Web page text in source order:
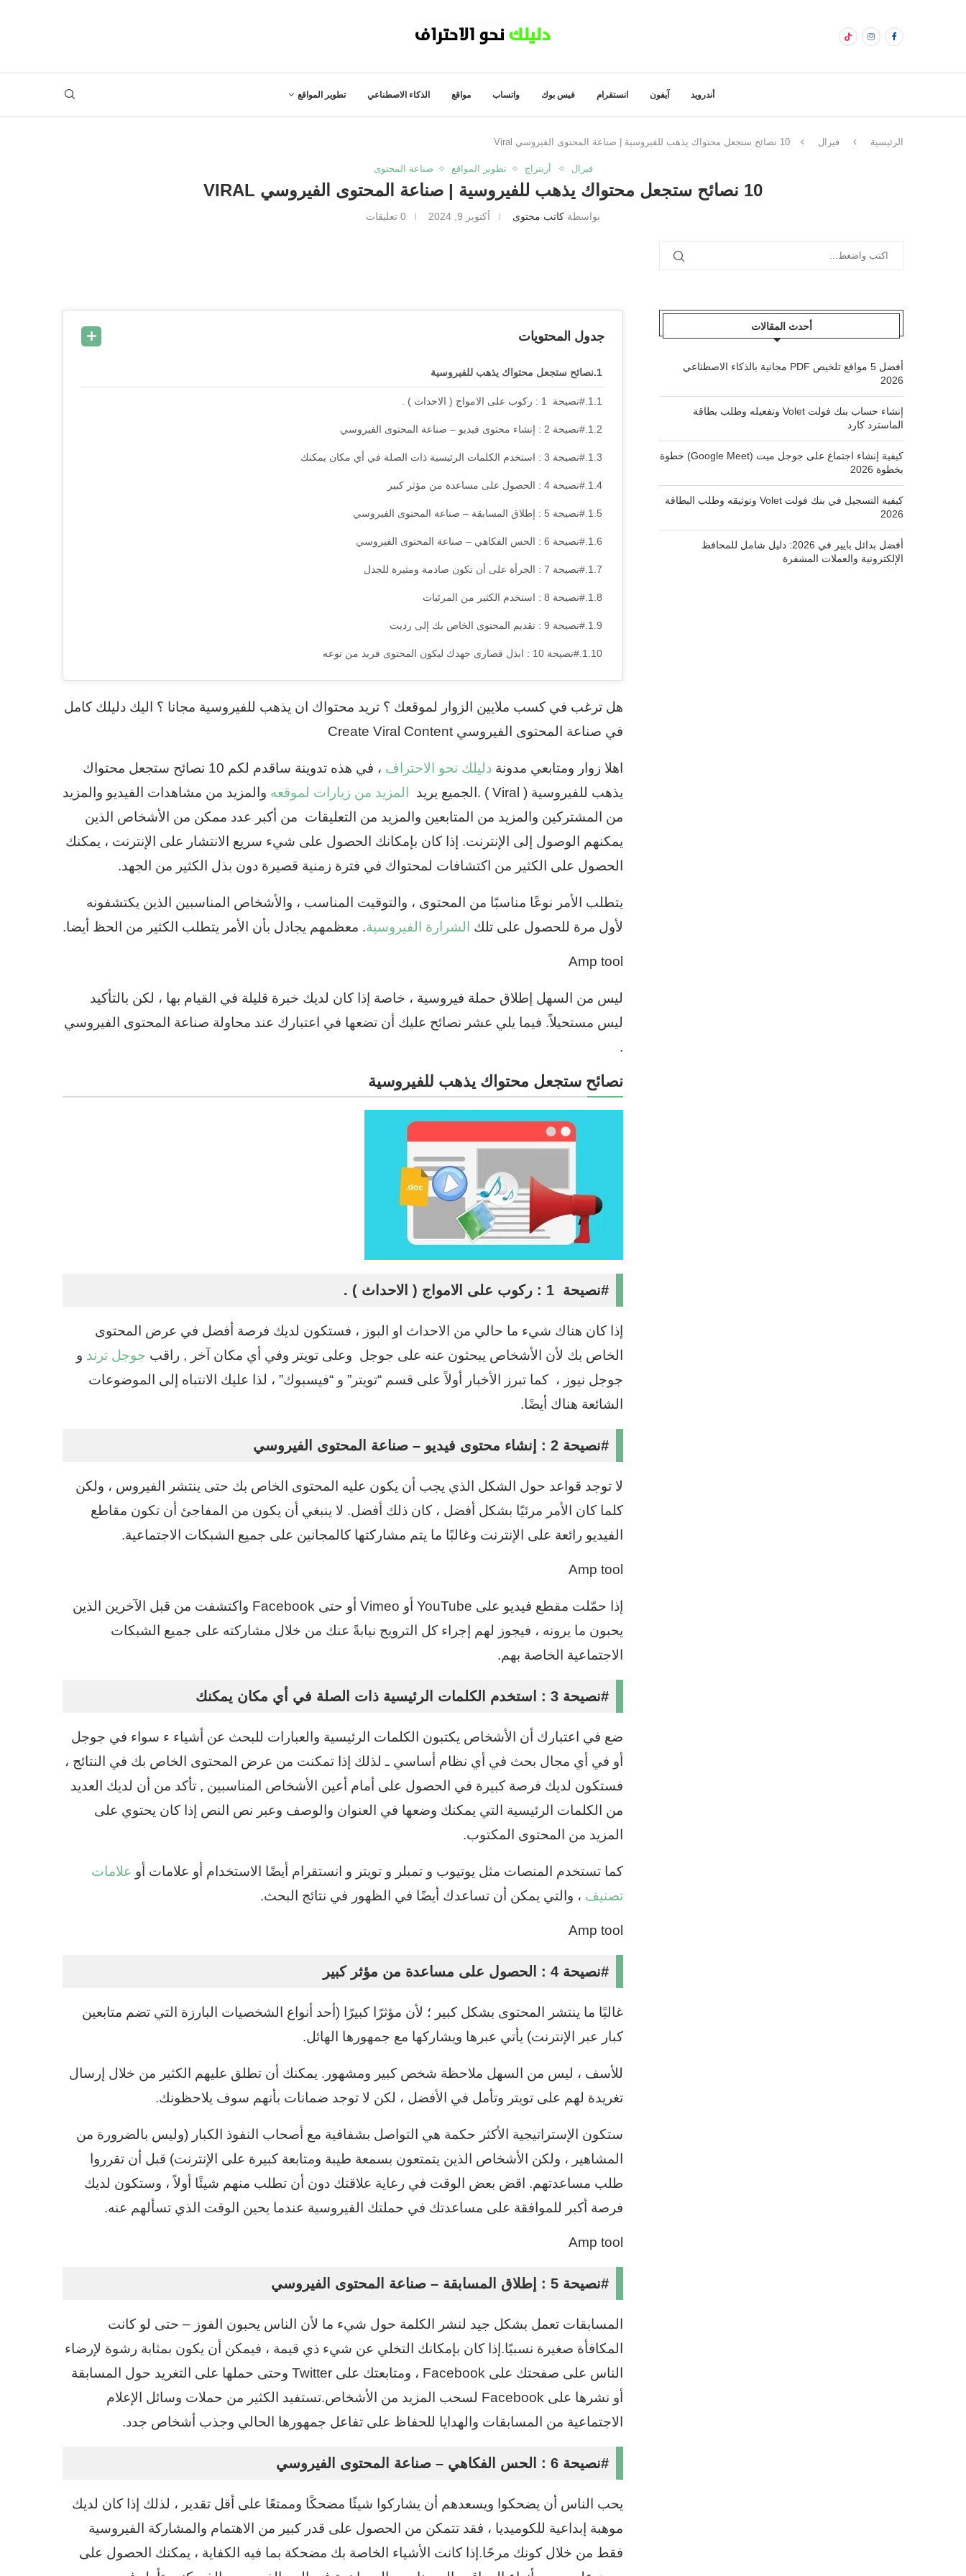
أندرويد آيفون انستقرام فيس بوك واتساب مواقع الذكاء الاصطناعي تطوير المواقع
الرئيسية فيرال 10 نصائح ستجعل محتواك يذهب للفيروسية | صناعة المحتوى الفيروسي Viral
فيرال أربتراج تطوير المواقع صناعة المحتوى
10 نصائح ستجعل محتواك يذهب للفيروسية | صناعة المحتوى الفيروسي VIRAL
بواسطة كاتب محتوى أكتوبر 9, 2024 0 تعليقات
جدول المحتويات
نصائح ستجعل محتواك يذهب للفيروسية
#نصيحة 1 : ركوب على الامواج ( الاحداث ) .
#نصيحة 2 : إنشاء محتوى فيديو – صناعة المحتوى الفيروسي
#نصيحة 3 : استخدم الكلمات الرئيسية ذات الصلة في أي مكان يمكنك
#نصيحة 4 : الحصول على مساعدة من مؤثر كبير
#نصيحة 5 : إطلاق المسابقة – صناعة المحتوى الفيروسي
#نصيحة 6 : الحس الفكاهي – صناعة المحتوى الفيروسي
#نصيحة 7 : الجرأة على أن تكون صادمة ومثيرة للجدل
#نصيحة 8 : استخدم الكثير من المرئيات
#نصيحة 9 : تقديم المحتوى الخاص بك إلى رديت
#نصيحة 10 : ابذل قصارى جهدك ليكون المحتوى فريد من نوعه
هل ترغب في كسب ملايين الزوار لموقعك ؟ تريد محتواك ان يذهب للفيروسية مجانا ؟ اليك دليلك كامل
في صناعة المحتوى الفيروسي Create Viral Content
اهلا زوار ومتابعي مدونةدليلك نحو الاحتراف
، في هذه تدوينة ساقدم لكم 10 نصائح ستجعل محتواك
يذهب للفيروسية ( Viral ) .الجميع يريد
المزيد من زيارات لموقعه والمزيد من مشاهدات الفيديو والمزيد
من المشتركين والمزيد من المتابعين والمزيد من التعليقات من أكبر عدد ممكن من الأشخاص الذين
يمكنهم الوصول إلى الإنترنت. إذا كان بإمكانك الحصول على شيء سريع الانتشار على الإنترنت ، يمكنك
الحصول على الكثير من اكتشافات لمحتواك في فترة زمنية قصيرة دون بذل الكثير من الجهد.
يتطلب الأمر نوعًا مناسبًا من المحتوى ، والتوقيت المناسب ، والأشخاص المناسبين الذين يكتشفونه
لأول مرة للحصول على تلك
الشرارة الفيروسية. معظمهم يجادل بأن الأمر يتطلب الكثير من الحظ أيضا.
Amp tool
ليس من السهل إطلاق حملة فيروسية ، خاصة إذا كان لديك خبرة قليلة في القيام بها ، لكن بالتأكيد
ليس مستحيلاً. فيما يلي عشر نصائح عليك أن تضعها في اعتبارك عند محاولة صناعة المحتوى الفيروسي
.
نصائح ستجعل محتواك يذهب للفيروسية
#نصيحة 1 : ركوب على الامواج ( الاحداث ) .
إذا كان هناك شيء ما حالي من الاحداث او البوز ، فستكون لديك فرصة أفضل في عرض المحتوى
الخاص بك لأن الأشخاص يبحثون عنه على جوجل وعلى تويتر وفي أي مكان آخر , راقب جوجل ترند و
جوجل نيوز ، كما تبرز الأخبار أولاً على قسم “تويتر” و “فيسبوك” ، لذا عليك الانتباه إلى الموضوعات
الشائعة هناك أيضًا.
#نصيحة 2 : إنشاء محتوى فيديو – صناعة المحتوى الفيروسي
لا توجد قواعد حول الشكل الذي يجب أن يكون عليه المحتوى الخاص بك حتى ينتشر الفيروس ، ولكن
كلما كان الأمر مرئيًا بشكل أفضل ، كان ذلك أفضل. لا ينبغي أن يكون من المفاجئ أن تكون مقاطع
الفيديو رائعة على الإنترنت وغالبًا ما يتم مشاركتها كالمجانين على جميع الشبكات الاجتماعية.
Amp tool
إذا حمّلت مقطع فيديو على YouTube أو Vimeo أو حتى Facebook واكتشفت من قبل الآخرين الذين
يحبون ما يرونه ، فيجوز لهم إجراء كل الترويج نيابةً عنك من خلال مشاركته على جميع الشبكات
الاجتماعية الخاصة بهم.
#نصيحة 3 : استخدم الكلمات الرئيسية ذات الصلة في أي مكان يمكنك
ضع في اعتبارك أن الأشخاص يكتبون الكلمات الرئيسية والعبارات للبحث عن أشياء ء سواء في جوجل
أو في أي مجال بحث في أي نظام أساسي ـ لذلك إذا تمكنت من عرض المحتوى الخاص بك في النتائج ،
فستكون لديك فرصة كبيرة في الحصول على أمام أعين الأشخاص المناسبين , تأكد من أن لديك العديد
من الكلمات الرئيسية التي يمكنك وضعها في العنوان والوصف وعبر نص النص إذا كان يحتوي على
المزيد من المحتوى المكتوب.
كما تستخدم المنصات مثل يوتيوب و تمبلر و تويتر و انستقرام أيضًا الاستخدام أو علامات أو علامات
تصنيف ، والتي يمكن أن تساعدك أيضًا في الظهور في نتائج البحث.
Amp tool
#نصيحة 4 : الحصول على مساعدة من مؤثر كبير
غالبًا ما ينتشر المحتوى بشكل كبير ؛ لأن مؤثرًا كبيرًا (أحد أنواع الشخصيات البارزة التي تضم متابعين
كبار عبر الإنترنت) يأتي عبرها ويشاركها مع جمهورها الهائل.
للأسف ، ليس من السهل ملاحظة شخص كبير ومشهور. يمكنك أن تطلق عليهم الكثير من خلال إرسال
تغريدة لهم على تويتر وتأمل في الأفضل ، لكن لا توجد ضمانات بأنهم سوف يلاحظونك.
ستكون الإستراتيجية الأكثر حكمة هي التواصل بشفافية مع أصحاب النفوذ الكبار (وليس بالضرورة من
المشاهير ، ولكن الأشخاص الذين يتمتعون بسمعة طيبة ومتابعة كبيرة على الإنترنت) قبل أن تقرروا
طلب مساعدتهم. اقض بعض الوقت في رعاية علاقتك دون أن تطلب منهم شيئًا أولاً ، وستكون لديك
فرصة أكبر للموافقة على مساعدتك في حملتك الفيروسية عندما يحين الوقت الذي تسألهم عنه.
Amp tool
#نصيحة 5 : إطلاق المسابقة – صناعة المحتوى الفيروسي
المسابقات تعمل بشكل جيد لنشر الكلمة حول شيء ما لأن الناس يحبون الفوز – حتى لو كانت
المكافأة صغيرة نسبيًا.إذا كان بإمكانك التخلي عن شيء ذي قيمة ، فيمكن أن يكون بمثابة رشوة لإرضاء
الناس على صفحتك على Facebook ، ومتابعتك على Twitter وحتى حملها على التغريد حول المسابقة
أو نشرها على Facebook لسحب المزيد من الأشخاص.تستفيد الكثير من حملات وسائل الإعلام
الاجتماعية من المسابقات والهدايا للحفاظ على تفاعل جمهورها الحالي وجذب أشخاص جدد.
#نصيحة 6 : الحس الفكاهي – صناعة المحتوى الفيروسي
يحب الناس أن يضحكوا ويسعدهم أن يشاركوا شيئًا مضحكًا وممتعًا على أقل تقدير ، لذلك إذا كان لديك
موهبة إبداعية للكوميديا ، فقد تتمكن من الحصول على قدر كبير من الاهتمام والمشاركة الفيروسية
فقط من خلال كونك مرحًا.إذا كانت الأشياء الخاصة بك مضحكة بما فيه الكفاية ، يمكنك الحصول على
أحدث المقالات
أفضل 5 مواقع تلخيص PDF مجانية بالذكاء الاصطناعي
2026
إنشاء حساب بنك فولت Volet وتفعيله وطلب بطاقة
الماسترد كارد
كيفية إنشاء اجتماع على جوجل ميت (Google Meet) خطوة
بخطوة 2026
كيفية التسجيل في بنك فولت Volet وتوثيقه وطلب البطاقة
2026
أفضل بدائل بايير في 2026: دليل شامل للمحافظ
الإلكترونية والعملات المشفرة